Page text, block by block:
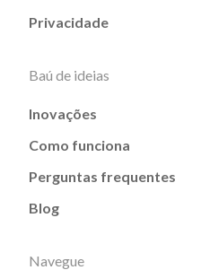
Privacidade
Baú de ideias
Inovações
Como funciona
Perguntas frequentes
Blog
Navegue